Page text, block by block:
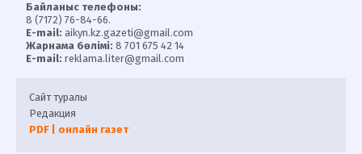
Байланыс телефоны:
8 (7172) 76-84-66.
E-mail: aikyn.kz.gazeti@gmail.com
Жарнама бөлімі: 8 701 675 42 14
E-mail: reklama.liter@gmail.com
Сайт туралы
Редакция
PDF | онлайн газет